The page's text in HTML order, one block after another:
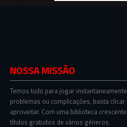
NOSSA MISSÃO
Temos tudo para jogar
problemas ou complicações, basta clicar
aproveitar. Com uma biblioteca
títulos gratuitos de vários gêneros,